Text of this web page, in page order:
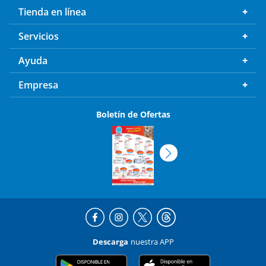
Tienda en línea
Servicios
Ayuda
Empresa
Boletín de Ofertas
Descarga nuestra APP